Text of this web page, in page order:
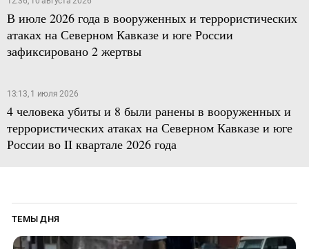
В июле 2026 года в вооруженных и террористических
атаках на Северном Кавказе и юге России
зафиксировано 2 жертвы
13:13, 1 июля 2026
4 человека убиты и 8 были ранены в вооруженных и
террористических атаках на Северном Кавказе и юге
России во II квартале 2026 года
ТЕМЫ ДНЯ